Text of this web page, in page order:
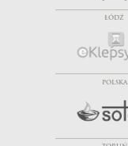
ŁÓDŹ
POLSKA